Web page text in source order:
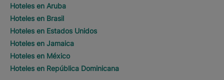
Hoteles en Aruba
Hoteles en Brasil
Hoteles en Estados Unidos
Hoteles en Jamaica
Hoteles en México
Hoteles en República Dominicana